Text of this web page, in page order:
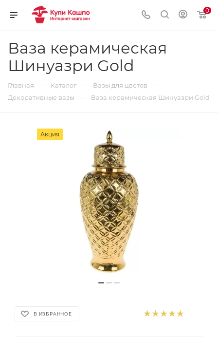
0
Ваза керамическая
Шинуазри Gold
Главная — Каталог — Вазы для цветов —
Декоративные вазы — Ваза керамическая Шинуазри Gold
Акция
В ИЗБРАННОЕ